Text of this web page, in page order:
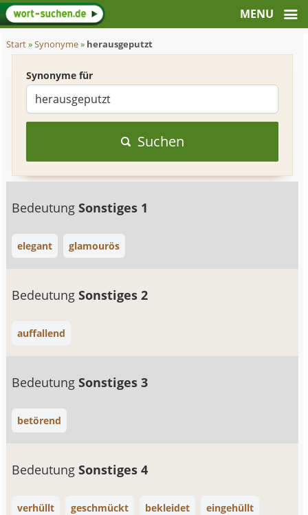
Start»Synonyme» herausgeputzt
Synonyme für
Suchen
BedeutungSonstiges 1
elegant glamourös
BedeutungSonstiges 2
auffallend
BedeutungSonstiges 3
betörend
BedeutungSonstiges 4
verhüllt geschmückt bekleidet eingehüllt